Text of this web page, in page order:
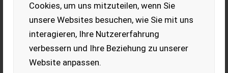
Cookies, um uns mitzuteilen, wenn Sie
unsere Websites besuchen, wie Sie mit uns
interagieren, Ihre Nutzererfahrung
verbessern und Ihre Beziehung zu unserer
Website anpassen.
Ladeort
Ort